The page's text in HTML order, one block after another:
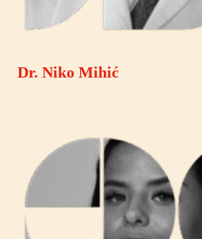
Dr. Niko Mihić